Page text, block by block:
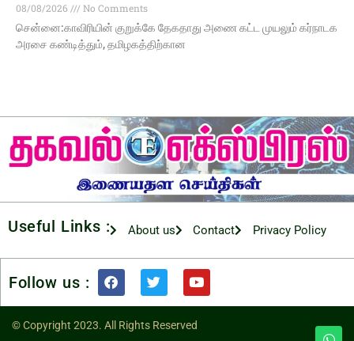
08/08/2026
No Comments
சென்னை:காவிரியின் குறுக்கே தேகதாது அணை கட்ட முயலும் கர்நாடக
அரசை கண்டித்தும், தமிழகத்திற்கான
Useful Links : About us Contact Privacy Policy
Follow us :
© Copyright 2023. All Rights Reserved